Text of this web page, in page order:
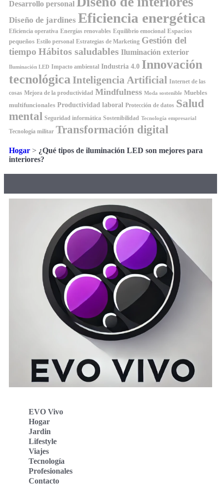
Desarrollo personal
Diseño de jardines Eficiencia energética
Eficiencia operativa Energías renovables Equilibrio emocional Espacios
pequeños Estilo personal Estrategias de Marketing Gestión del
tiempo Hábitos saludables Iluminación exterior
Iluminación LED Impacto ambiental Industria 4.0 Innovación
tecnológica Inteligencia Artificial Internet de las
cosas Mejora de la productividad Mindfulness Moda sostenible Muebles
multifuncionales Productividad laboral Protección de datos Salud
mental Seguridad informática Sostenibilidad Tecnología empresarial
Tecnología militar Transformación digital
Hogar > ¿Qué tipos de iluminación LED son mejores para
interiores?
EVO Vivo
Hogar
Jardin
Lifestyle
Viajes
Tecnología
Profesionales
Contacto